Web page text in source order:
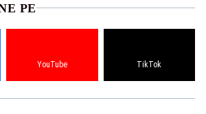
PE
YouTube TikTok